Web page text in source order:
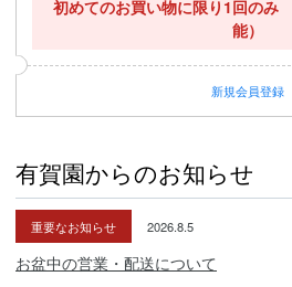
初めてのお買い物に限り1回のみ
能）
新規会員登録
有賀園からのお知らせ
重要なお知らせ 2026.8.5
お盆中の営業・配送について